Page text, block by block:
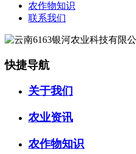
农作物知识
联系我们
快捷导航
关于我们
农业资讯
农作物知识